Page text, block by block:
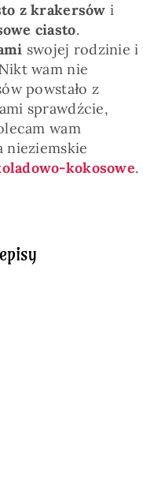
z krakersów i
ciasto.
swojej rodzinie i
wam nie
powstało z
sprawdźcie,
wam
nieziemskie
kokosowe.